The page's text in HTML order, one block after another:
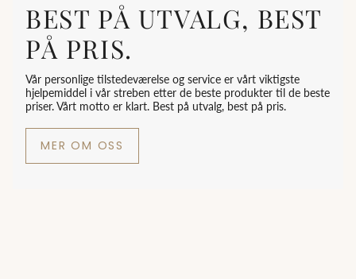
BEST PÅ UTVALG, BEST
PÅ PRIS.
Vår personlige tilstedeværelse og service er vårt viktigste
hjelpemiddel i vår streben etter de beste produkter til de beste
priser. Vårt motto er klart. Best på utvalg, best på pris.
MER OM OSS